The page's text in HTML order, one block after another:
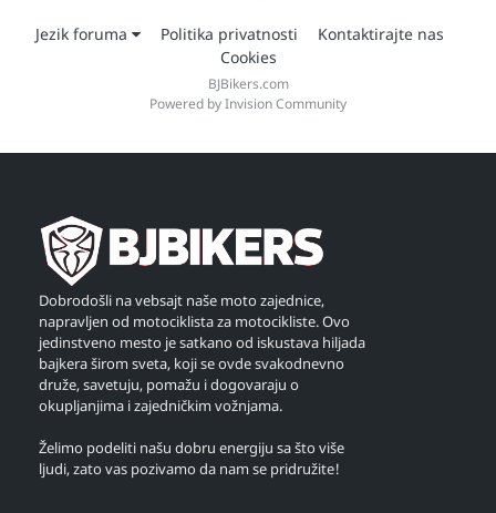
Jezik foruma Politika privatnosti
Kontaktirajte nas
Cookies
BJBikers.com
Powered by Invision Community
Dobrodošli na vebsajt naše moto zajednice,
napravljen od motociklista za motocikliste. Ovo
jedinstveno mesto je satkano od iskustava hiljada
bajkera širom sveta, koji se ovde svakodnevno
druže, savetuju, pomažu i dogovaraju o
okupljanjima i zajedničkim vožnjama.
Želimo podeliti našu dobru energiju sa što više
ljudi, zato vas pozivamo da nam se pridružite!